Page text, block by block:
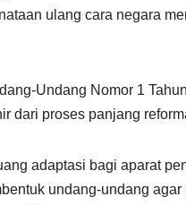
ulang cara negara
Undang Nomor 1
dari proses panjang
adaptasi bagi aparat
undang-undang